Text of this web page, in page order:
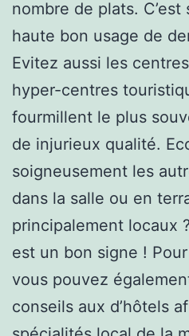
nombre de plats. C’est
haute bon usage de
Evitez aussi les
hyper-centres
fourmillent le plus
de injurieux qualité.
soigneusement les
dans la salle ou en
principalement locaux
est un bon signe !
vous pouvez
conseils aux d’hôtels